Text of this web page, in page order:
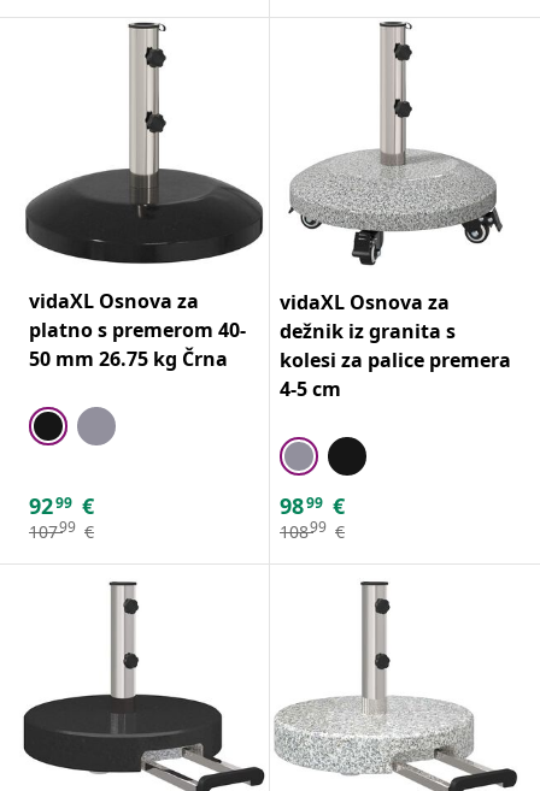
vidaXL Osnova za
platno s premerom 40-
50 mm 26.75 kg Črna
9299 €
10799 €
vidaXL Osnova za
dežnik iz granita s
kolesi za palice premera
4-5 cm
9899 €
10899 €